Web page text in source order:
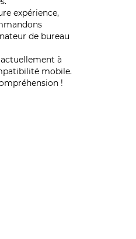
expérience,
de bureau
à
mobile.
!